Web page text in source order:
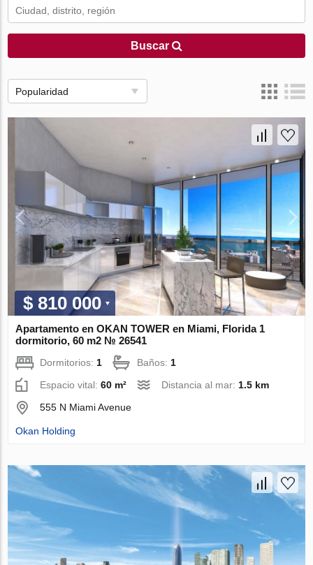
Buscar
Popularidad
$ 810 000
Apartamento en OKAN TOWER en Miami, Florida 1
dormitorio, 60 m2 № 26541
Dormitorios: 1 Baños: 1
Espacio vital:60 m² Distancia al mar: 1.5 km
555 N Miami Avenue
Okan Holding